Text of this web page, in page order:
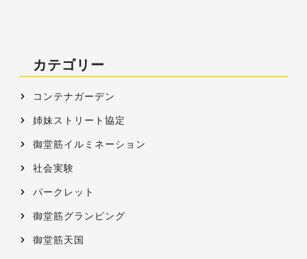
カテゴリー
コンテナガーデン
姉妹ストリート協定
御堂筋イルミネーション
社会実験
パークレット
御堂筋グランピング
御堂筋天国